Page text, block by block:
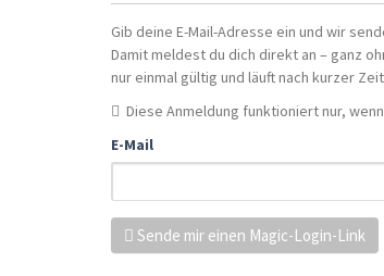
Gib deine E-Mail-Adresse ein und wir
Damit meldest du dich direkt an – ganz
nur einmal gültig und läuft nach kurzer
Diese Anmeldung funktioniert nur,
E-Mail
Sende mir einen Magic-Login-Link